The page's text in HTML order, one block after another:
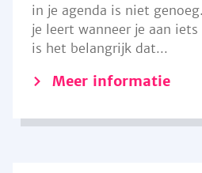
in je agenda is niet
je leert wanneer je aan
is het belangrijk dat...
Meer informatie